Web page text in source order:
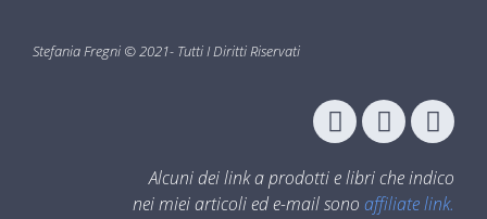
Stefania Fregni © 2021- Tutti I Diritti Riservati
Alcuni dei link a prodotti e libri che indico
nei miei articoli ed e-mail sono affiliate link.